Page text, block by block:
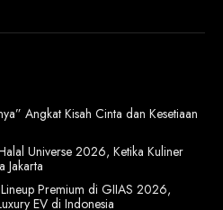
Angkat Kisah Cinta dan Kesetiaan
Universe 2026, Ketika Kuliner
Jakarta
Lineup Premium di GIIAS 2026,
EV di Indonesia